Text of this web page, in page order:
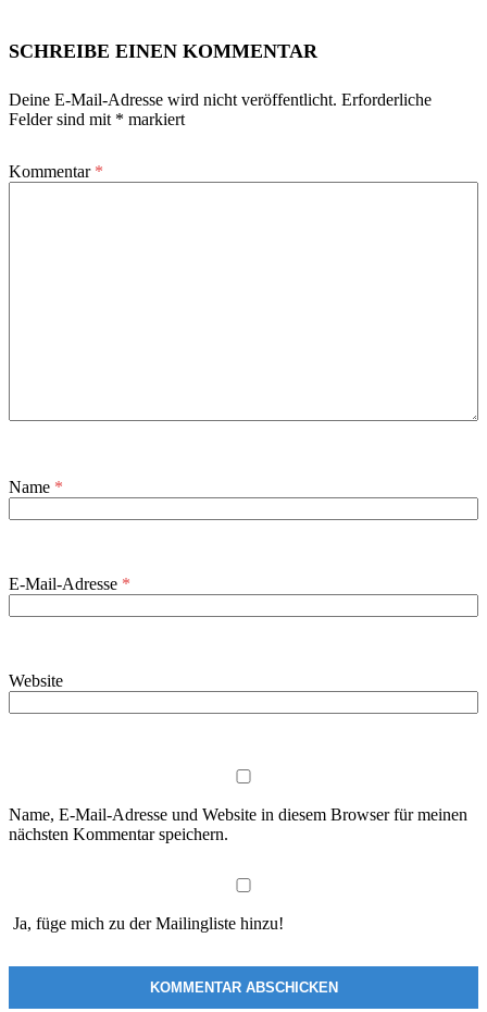
SCHREIBE EINEN KOMMENTAR
Deine E-Mail-Adresse wird nicht veröffentlicht. Erforderliche
Felder sind mit * markiert
Kommentar *
Name *
E-Mail-Adresse *
Website
Name, E-Mail-Adresse und Website in diesem Browser für meinen
nächsten Kommentar speichern.
Ja, füge mich zu der Mailingliste hinzu!